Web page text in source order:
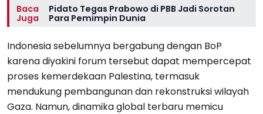
Baca
Juga
Pidato Tegas Prabowo di PBB Jadi Sorotan
Para Pemimpin Dunia
Indonesia sebelumnya bergabung dengan BoP
karena diyakini forum tersebut dapat mempercepat
proses kemerdekaan Palestina, termasuk
mendukung pembangunan dan rekonstruksi wilayah
Gaza. Namun, dinamika global terbaru memicu